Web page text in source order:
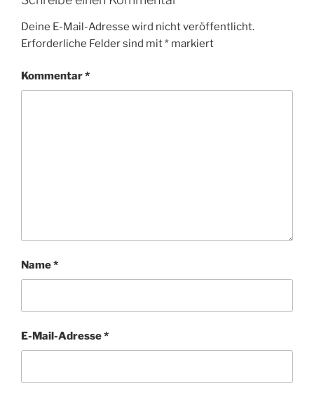
Deine E-Mail-Adresse wird nicht veröffentlicht.
Erforderliche Felder sind mit* markiert
Kommentar*
Name*
E-Mail-Adresse*